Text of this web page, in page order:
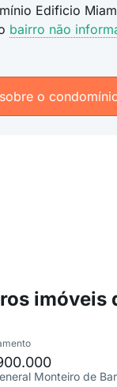
Edificio
bairro não
o
imóveis